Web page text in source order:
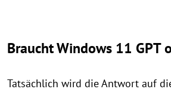
Braucht Windows 11 GPT
Tatsächlich wird die Antwort auf